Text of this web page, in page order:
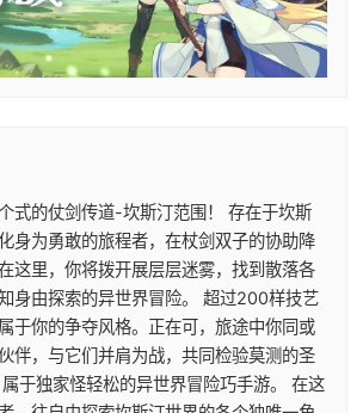
式的仗剑传道-坎斯汀范围！ 存在于坎斯
身为勇敢的旅程者，在杖剑双子的协助降
这里，你将拨开展层层迷雾，找到散落各
身由探索的异世界冒险。 超过200样技艺
于你的争夺风格。正在可，旅途中你同或
伴，与它们并肩为战，共同检验莫测的圣
于独家怪轻松的异世界冒险巧手游。 在这